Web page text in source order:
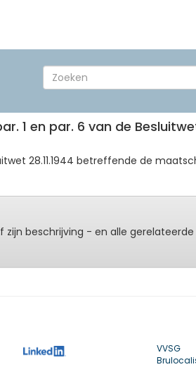
1 en par. 6 van de
28.11.1944 betreffende de
beschrijving - en alle
VVSG